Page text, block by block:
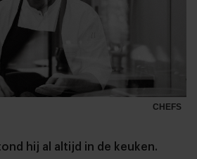
CHEFS
hij al altijd in de keuken.